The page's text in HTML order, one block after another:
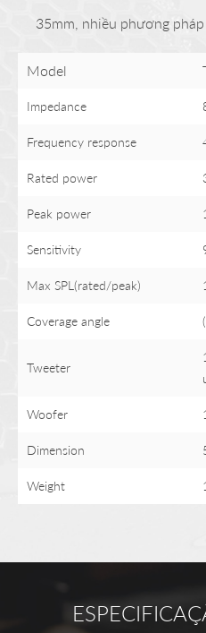
35mm, nhiều phương pháp
Model
Impedance
Frequency response
Rated power
Peak power
Sensitivity
Max SPL(rated/peak)
Coverage angle
Tweeter
Woofer
Dimension
Weight